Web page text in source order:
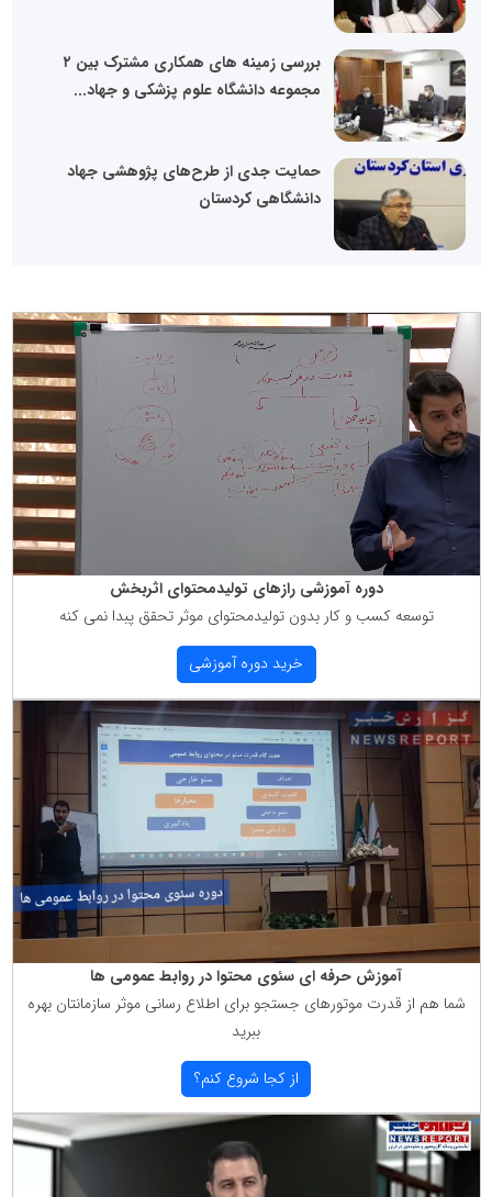
بررسی زمینه های همکاری مشترک بین ۲
مجموعه دانشگاه علوم پزشکی و جهاد...
حمایت جدی از طرح‌های پژوهشی جهاد
دانشگاهی کردستان
دوره آموزشی رازهای تولیدمحتوای اثربخش
توسعه كسب و كار بدون تولیدمحتوای موثر تحقق پبدا نمی كنه
خرید دوره آموزشی
آموزش حرفه ای سئوی محتوا در روابط عمومی ها
شما هم از قدرت موتورهای جستجو برای اطلاع رسانی موثر سازمانتان بهره
ببرید
از كجا شروع كنم؟